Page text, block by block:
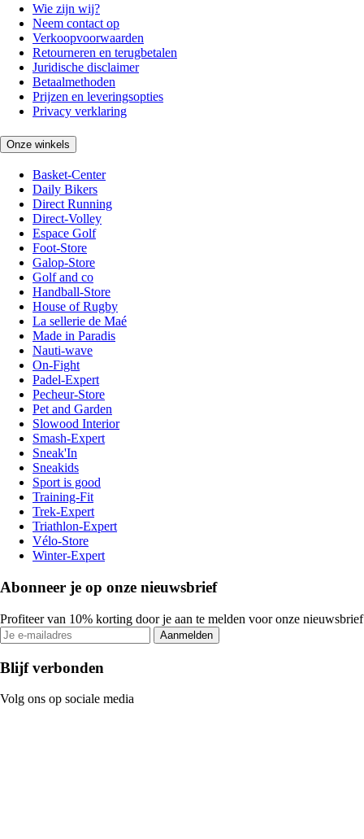
Wie zijn wij?
Neem contact op
Verkoopvoorwaarden
Retourneren en terugbetalen
Juridische disclaimer
Betaalmethoden
Prijzen en leveringsopties
Privacy verklaring
Onze winkels
Basket-Center
Daily Bikers
Direct Running
Direct-Volley
Espace Golf
Foot-Store
Galop-Store
Golf and co
Handball-Store
House of Rugby
La sellerie de Maé
Made in Paradis
Nauti-wave
On-Fight
Padel-Expert
Pecheur-Store
Pet and Garden
Slowood Interior
Smash-Expert
Sneak'In
Sneakids
Sport is good
Training-Fit
Trek-Expert
Triathlon-Expert
Vélo-Store
Winter-Expert
Abonneer je op onze nieuwsbrief
Profiteer van 10% korting door je aan te melden voor onze nieuwsbrief
Aanmelden
Blijf verbonden
Volg ons op sociale media